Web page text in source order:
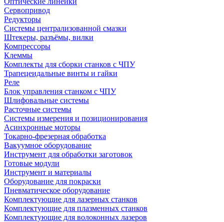
Сервопривод
Редукторы
Системы централизованной смазки
Штекеры, разъёмы, вилки
Компрессоры
Клеммы
Комплекты для сборки станков с ЧПУ
Трапецеидальные винты и гайки
Реле
Блок управления станком с ЧПУ
Шлифовальные системы
Расточные системы
Системы измерения и позиционирования
Асинхронные моторы
Токарно-фрезерная обработка
Вакуумное оборудование
Инструмент для обработки заготовок
Готовые модули
Инструмент и материалы
Оборудование для покраски
Пневматическое оборудование
Комплектующие для лазерных станков
Комплектующие для плазменных станков
Комплектующие для волоконных лазеров